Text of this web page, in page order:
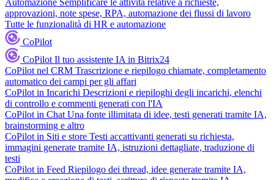
Automazione Semplificare le attività relative a richieste,
approvazioni, note spese, RPA, automazione dei flussi di lavoro
Tutte le funzionalità di HR e automazione
CoPilot
CoPilot Il tuo assistente IA in Bitrix24
CoPilot nel CRM Trascrizione e riepilogo chiamate, completamento
automatico dei campi per gli affari
CoPilot in Incarichi Descrizioni e riepiloghi degli incarichi, elenchi
di controllo e commenti generati con l'IA
CoPilot in Chat Una fonte illimitata di idee, testi generati tramite IA,
brainstorming e altro
CoPilot in Siti e store Testi accattivanti generati su richiesta,
immagini generate tramite IA, istruzioni dettagliate, traduzione di
testi
CoPilot in Feed Riepilogo dei thread, idee generate tramite IA,